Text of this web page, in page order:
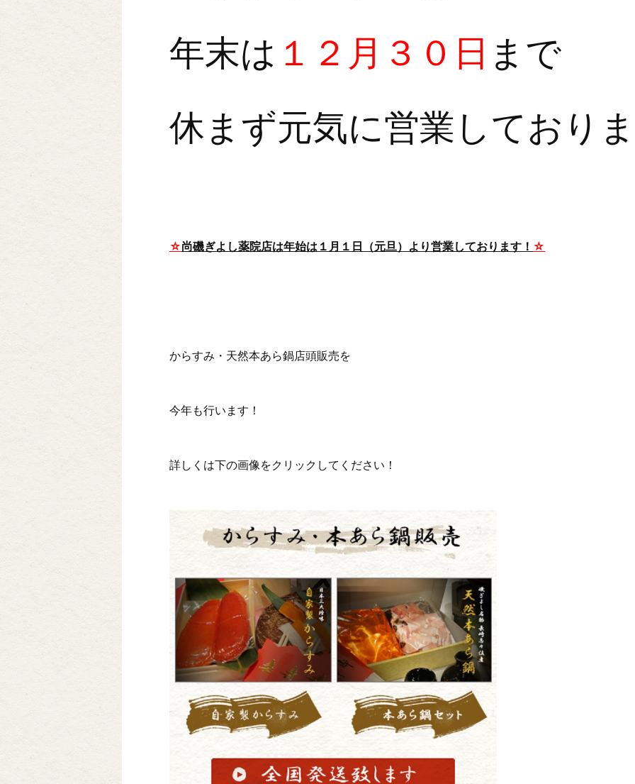
年末は １２月３０日 まで
休まず元気に営業しており
☆尚磯ぎよし薬院店は年始は１月１日（元旦）より営業しております！ ☆
からすみ・天然本あら鍋店頭販売を
今年も行います！
詳しくは下の画像をクリックしてください！